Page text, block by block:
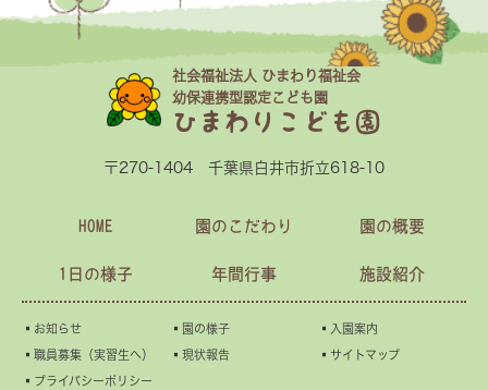
社会福祉法人 ひまわり福祉会
幼保連携型認定こども園
ひまわりこども園
〒270-1404 千葉県白井市折立618-10
HOME 園のこだわり 園の概要
1日の様子 年間行事 施設紹介
▪︎お知らせ ▪︎園の様子 ▪︎入園案内
▪︎職員募集（実習生へ） ▪︎現状報告 ▪︎サイトマップ
▪︎プライバシーポリシー